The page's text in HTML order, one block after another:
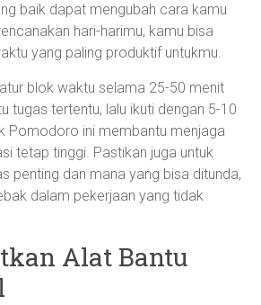
baik dapat mengubah cara kamu
hari-harimu, kamu bisa
yang paling produktif untukmu.
blok waktu selama 25-50 menit
tugas tertentu, lalu ikuti dengan 5-10
Pomodoro ini membantu menjaga
tetap tinggi. Pastikan juga untuk
penting dan mana yang bisa ditunda,
dalam pekerjaan yang tidak
Alat Bantu